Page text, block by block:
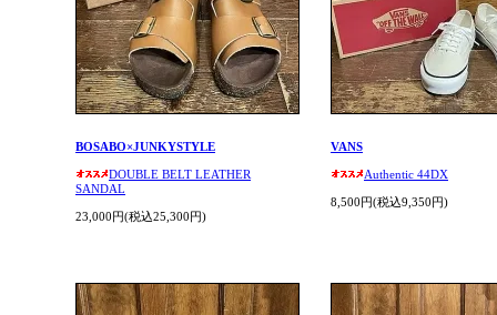
BOSABO×JUNKYSTYLE
DOUBLE BELT LEATHER
SANDAL
23,000円(税込25,300円)
VANS
Authentic 44DX
8,500円(税込9,350円)